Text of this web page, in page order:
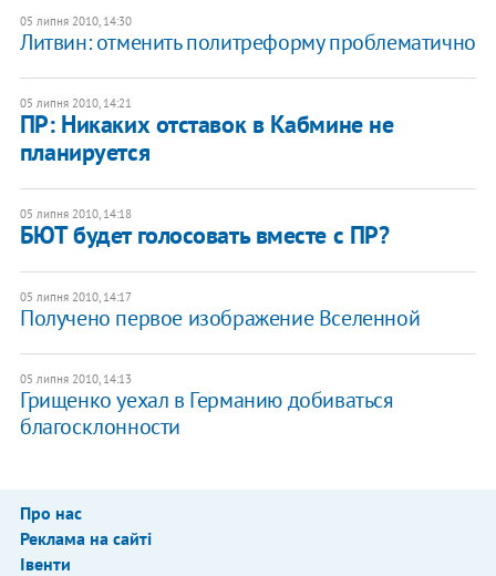
05 липня 2010, 14:30
Литвин: отменить политреформу проблематично
05 липня 2010, 14:21
ПР: Никаких отставок в Кабмине не
планируется
05 липня 2010, 14:18
БЮТ будет голосовать вместе с ПР?
05 липня 2010, 14:17
Получено первое изображение Вселенной
05 липня 2010, 14:13
Грищенко уехал в Германию добиваться
благосклонности
Про нас
Реклама на сайті
Івенти